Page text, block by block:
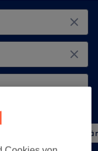
& Wimpern